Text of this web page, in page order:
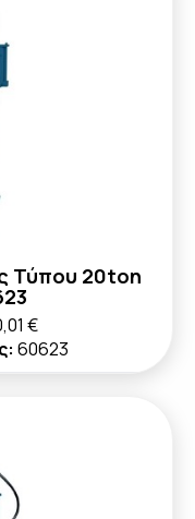
Τύπου 20ton
€
60623